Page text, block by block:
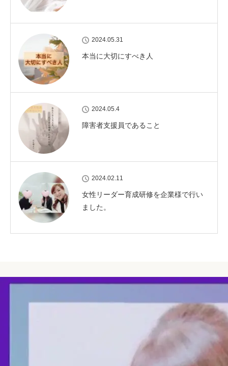
2024.05.31
本当に大切にすべき人
2024.05.4
障害者支援員であること
2024.02.11
女性リーダー育成研修を企業様で行い
ました。